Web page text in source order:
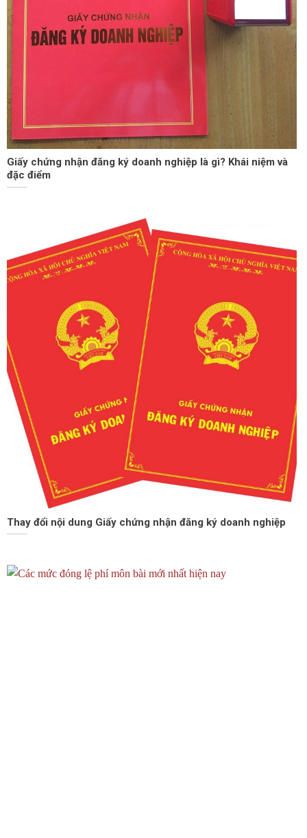
Giấy chứng nhận đăng ký doanh nghiệp là gì? Khái niệm và
đặc điểm
Thay đổi nội dung Giấy chứng nhận đăng ký doanh nghiệp